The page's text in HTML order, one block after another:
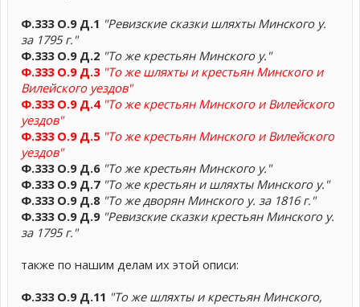
Ф.333 О.9 Д.1 "Ревизские сказки шляхты Минского у.
за 1795 г."
Ф.333 О.9 Д.2 "То же крестьян Минского у."
Ф.333 О.9 Д.3 "То же шляхты и крестьян Минского и
Вилейского уездов"
Ф.333 О.9 Д.4 "То же крестьян Минского и Вилейского
уездов"
Ф.333 О.9 Д.5 "То же крестьян Минского и Вилейского
уездов"
Ф.333 О.9 Д.6 "То же крестьян Минского у."
Ф.333 О.9 Д.7 "То же крестьян и шляхты Минского у."
Ф.333 О.9 Д.8 "То же дворян Минского у. за 1816 г."
Ф.333 О.9 Д.9 "Ревизские сказки крестьян Минского у.
за 1795 г."
также по нашим делам их этой описи:
Ф.333 О.9 Д.11 "То же шляхты и крестьян Минского,